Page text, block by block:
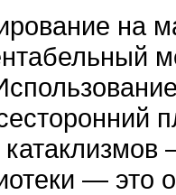
на
— это